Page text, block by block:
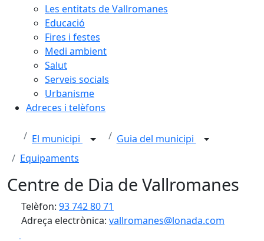
Les entitats de Vallromanes
Educació
Fires i festes
Medi ambient
Salut
Serveis socials
Urbanisme
Adreces i telèfons
El municipi
Guia del municipi
Equipaments
Centre de Dia de Vallromanes
Telèfon: 93 742 80 71
Adreça electrònica: vallromanes@lonada.com